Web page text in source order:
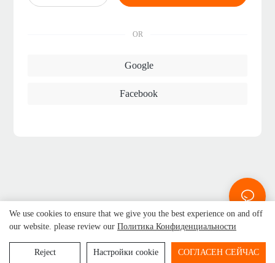
OR
Google
Facebook
© 2025Пекин Дорланд System Control Technology Co., Ltd. -
www.dorland-ex.com
Карта сайта |Политика конфиденциальности
We use cookies to ensure that we give you the best experience on and off
our website. please review our Политика Конфиденциальности
Reject Настройки cookie СОГЛАСЕН СЕЙЧАС